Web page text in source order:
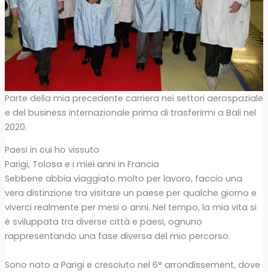
Parte della mia precedente carriera nei settori aerospaziale
e del business internazionale prima di trasferirmi a Bali nel
2020.
Paesi in cui ho vissuto
Parigi, Tolosa e i miei anni in Francia
Sebbene abbia viaggiato molto per lavoro, faccio una
vera distinzione tra visitare un paese per qualche giorno e
viverci realmente per mesi o anni. Nel tempo, la mia vita si
è sviluppata tra diverse città e paesi, ognuno
rappresentando una fase diversa del mio percorso.
Sono nato a Parigi e cresciuto nel 6° arrondissement, dove